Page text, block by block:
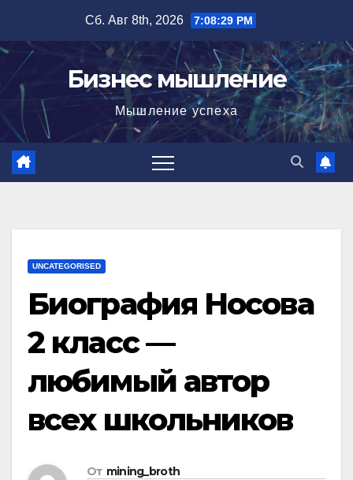
содержимому
Сб. Авг 8th, 2026 7:08:30 PM
Бизнес мышление
Мышление успеха
UNCATEGORISED
Биография Носова
2 класс —
любимый автор
всех школьников
От mining_broth